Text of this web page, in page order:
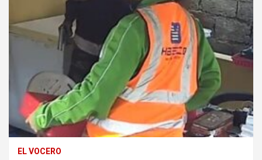
EL VOCERO